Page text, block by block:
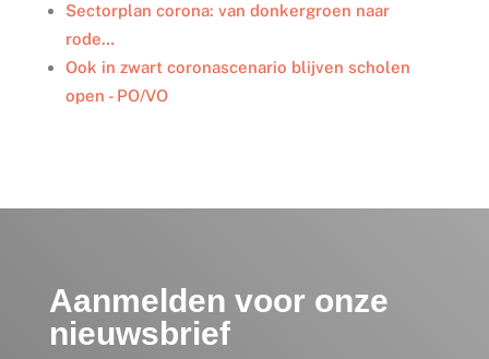
Sectorplan corona: van donkergroen naar
rode…
Ook in zwart coronascenario blijven scholen
open - PO/VO
Aanmelden voor onze
nieuwsbrief